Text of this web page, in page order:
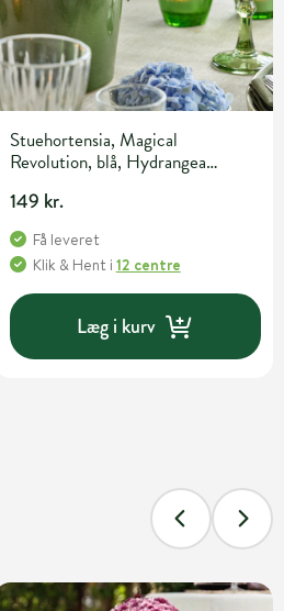
Stuehortensia, Magical
Revolution, blå, Hydrangea
149 kr.
Få leveret
Klik & Hent i 12 centre
Læg i kurv